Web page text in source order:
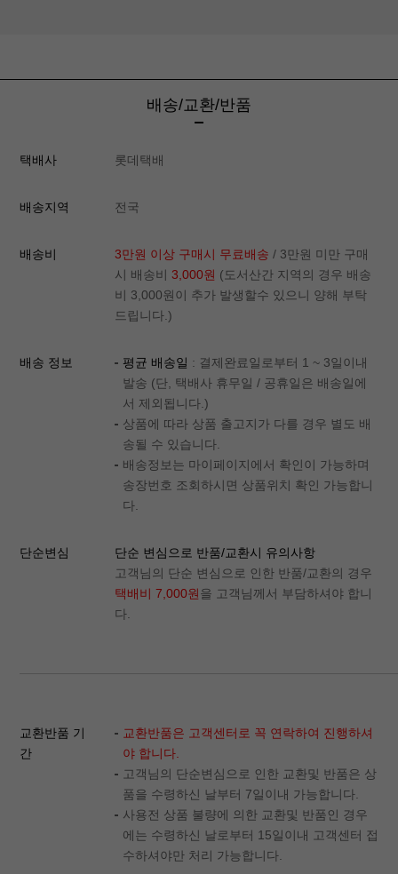
배송/교환/반품
택배사 롯데택배
배송지역 전국
배송비 3만원 이상 구매시 무료배송 / 3만원 미만 구매
시 배송비 3,000원 (도서산간 지역의 경우 배송
비 3,000원이 추가 발생할수 있으니 양해 부탁
드립니다.)
배송 정보 평균 배송일 : 결제완료일로부터 1 ~ 3일이내
발송 (단, 택배사 휴무일 / 공휴일은 배송일에
서 제외됩니다.)
상품에 따라 상품 출고지가 다를 경우 별도 배
송될 수 있습니다.
배송정보는 마이페이지에서 확인이 가능하며
송장번호 조회하시면 상품위치 확인 가능합니
다.
단순변심
단순 변심으로 반품/교환시 유의사항
고객님의 단순 변심으로 인한 반품/교환의 경우
택배비 7,000원을 고객님께서 부담하셔야 합니
다.
교환반품 기
간
교환반품은 고객센터로 꼭 연락하여 진행하셔
야 합니다.
고객님의 단순변심으로 인한 교환및 반품은 상
품을 수령하신 날부터 7일이내 가능합니다.
사용전 상품 불량에 의한 교환및 반품인 경우
에는 수령하신 날로부터 15일이내 고객센터 접
수하셔야만 처리 가능합니다.